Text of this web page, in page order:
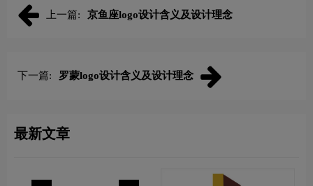
上一篇: 京鱼座logo设计含义及设计理念
下一篇: 罗蒙logo设计含义及设计理念
最新文章